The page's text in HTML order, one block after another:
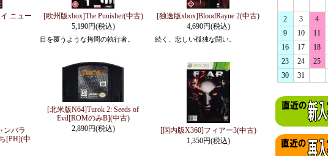
ニュー
[欧州版xbox]The Punisher(中古)
5,190円(税込)
目を覆うような拷問の執行者。
[独逸版xbox]BloodRayne 2(中古)
4,690円(税込)
続く、悲しい孤独な闘い。
ンバラ
[PH](中
[北米版N64]Turok 2: Seeds of
Evil[ROMのみB](中古)
2,890円(税込)
[国内版X360]フィアー3(中古)
1,350円(税込)
2
3 4
9
10 11
16
17 18
23
24 25
30
31